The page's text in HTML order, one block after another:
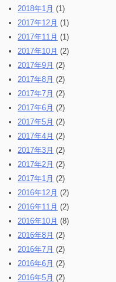
2018年1月 (1)
2017年12月 (1)
2017年11月 (1)
2017年10月 (2)
2017年9月 (2)
2017年8月 (2)
2017年7月 (2)
2017年6月 (2)
2017年5月 (2)
2017年4月 (2)
2017年3月 (2)
2017年2月 (2)
2017年1月 (2)
2016年12月 (2)
2016年11月 (2)
2016年10月 (8)
2016年8月 (2)
2016年7月 (2)
2016年6月 (2)
2016年5月 (2)